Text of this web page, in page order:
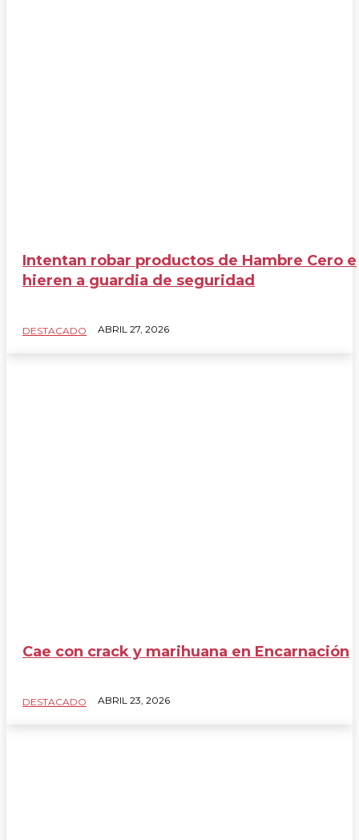
Intentan robar productos de Hambre Cero e
hieren a guardia de seguridad
DESTACADO ABRIL 27, 2026
Cae con crack y marihuana en Encarnación
DESTACADO ABRIL 23, 2026